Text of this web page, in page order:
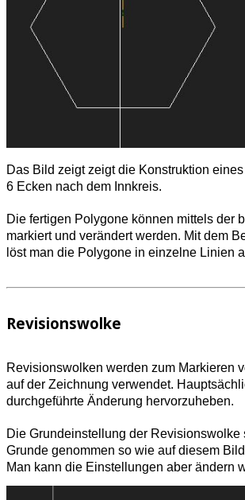
Das Bild zeigt zeigt die Konstruktion
6 Ecken nach dem Innkreis.
Die fertigen Polygone können mittels der
markiert und verändert werden. Mit dem
löst man die Polygone in einzelne Linien
Revisionswolke
Revisionswolken werden zum Markieren
auf der Zeichnung verwendet.
durchgeführte Änderung hervorzuheben.
Die Grundeinstellung der Revisionswolke
Grunde genommen so wie auf diesem
Man kann die Einstellungen aber ändern